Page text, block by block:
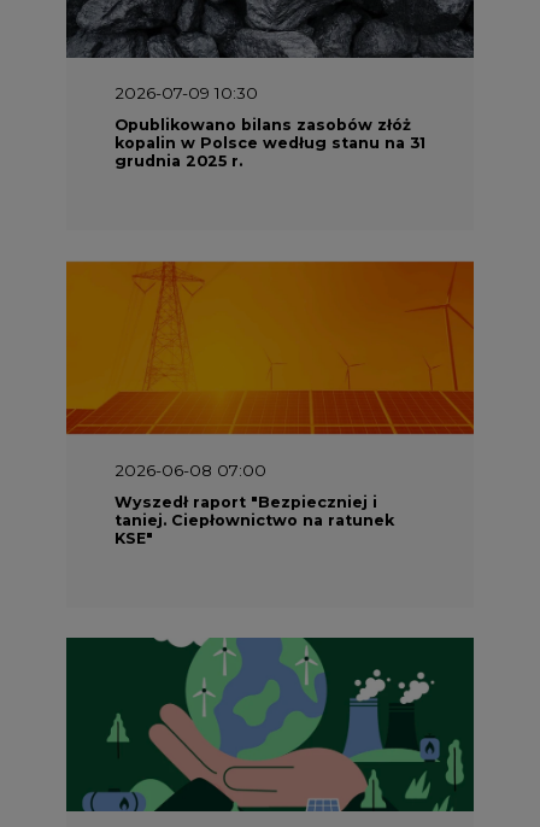
2026-07-09 10:30
Opublikowano bilans zasobów złóż
kopalin w Polsce według stanu na 31
grudnia 2025 r.
2026-06-08 07:00
Wyszedł raport "Bezpieczniej i
taniej. Ciepłownictwo na ratunek
KSE"